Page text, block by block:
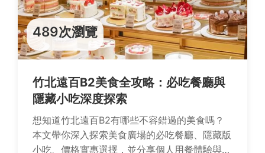
489次瀏覽
竹北遠百B2美食全攻略：必吃餐廳與
隱藏小吃深度探索
想知道竹北遠百B2有哪些不容錯過的美食嗎？
本文帶你深入探索美食廣場的必吃餐廳、隱藏版
小吃、價格實惠選擇，並分享個人用餐體驗與實